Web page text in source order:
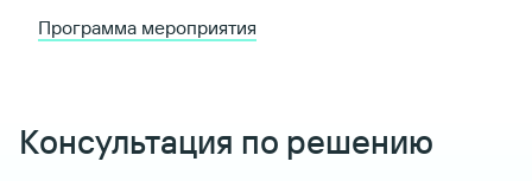
Программа мероприятия
Консультация по решению